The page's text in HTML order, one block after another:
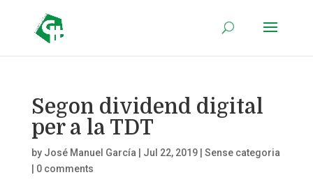
Segon dividend digital
per a la TDT
by José Manuel García Jul 22, 2019| Sense categoria
0 comments